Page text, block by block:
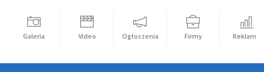
Galeria Video Ogłoszenia Firmy Reklama